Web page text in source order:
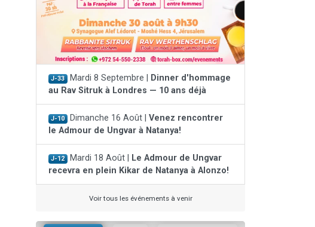
J-33 Mardi 8 Septembre |
Dinner d'hommage
au Rav Sitruk à Londres — 10 ans déjà
J-10 Dimanche 16 Août | Venez rencontrer
le Admour de Ungvar à Natanya!
J-12 Mardi 18 Août |
Le Admour de Ungvar
recevra en plein Kikar de Natanya à Alonzo!
Voir tous les événements à venir